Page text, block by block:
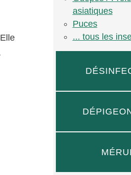
asiatiques
Puces
... tous les